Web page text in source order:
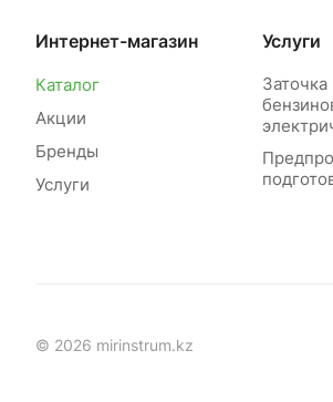
Интернет-магазин
Каталог
Акции
Бренды
Услуги
Услуги
© 2026 mirinstrum.kz